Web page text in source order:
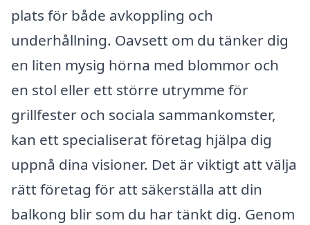
plats för både avkoppling och
underhållning. Oavsett om du tänker dig
en liten mysig hörna med blommor och
en stol eller ett större utrymme för
grillfester och sociala sammankomster,
kan ett specialiserat företag hjälpa dig
uppnå dina visioner. Det är viktigt att välja
rätt företag för att säkerställa att din
balkong blir som du har tänkt dig. Genom